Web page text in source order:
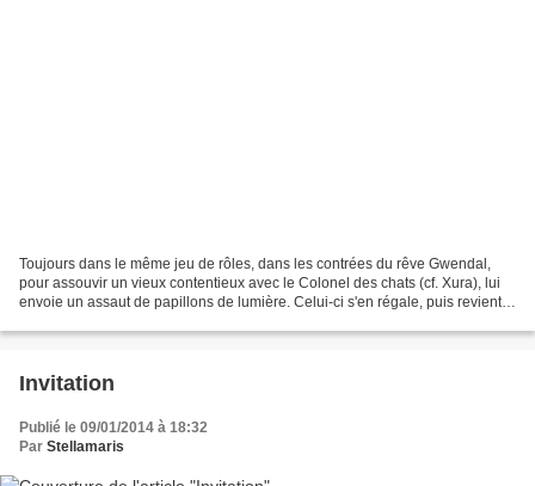
Toujours dans le même jeu de rôles, dans les contrées du rêve Gwendal,
pour assouvir un vieux contentieux avec le Colonel des chats (cf. Xura), lui
envoie un assaut de papillons de lumière. Celui-ci s'en régale, puis revient
Invitation
Publié le 09/01/2014 à 18:32
Par Stellamaris